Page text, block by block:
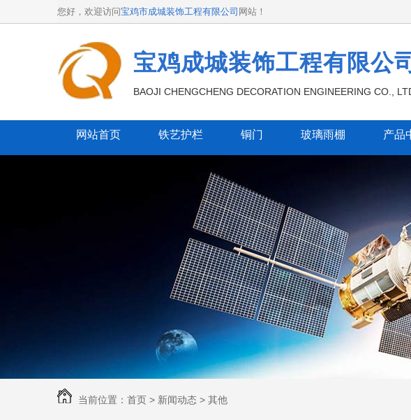
您好，欢迎访问宝鸡市成城装饰工程有限公司 网站！
宝鸡成城装饰工程有限公司
BAOJI CHENGCHENG DECORATION ENGINEERING CO.,
网站首页 铁艺护栏 铜门 玻璃雨棚 产品
当前位置： 首页 > 新闻动态 > 其他